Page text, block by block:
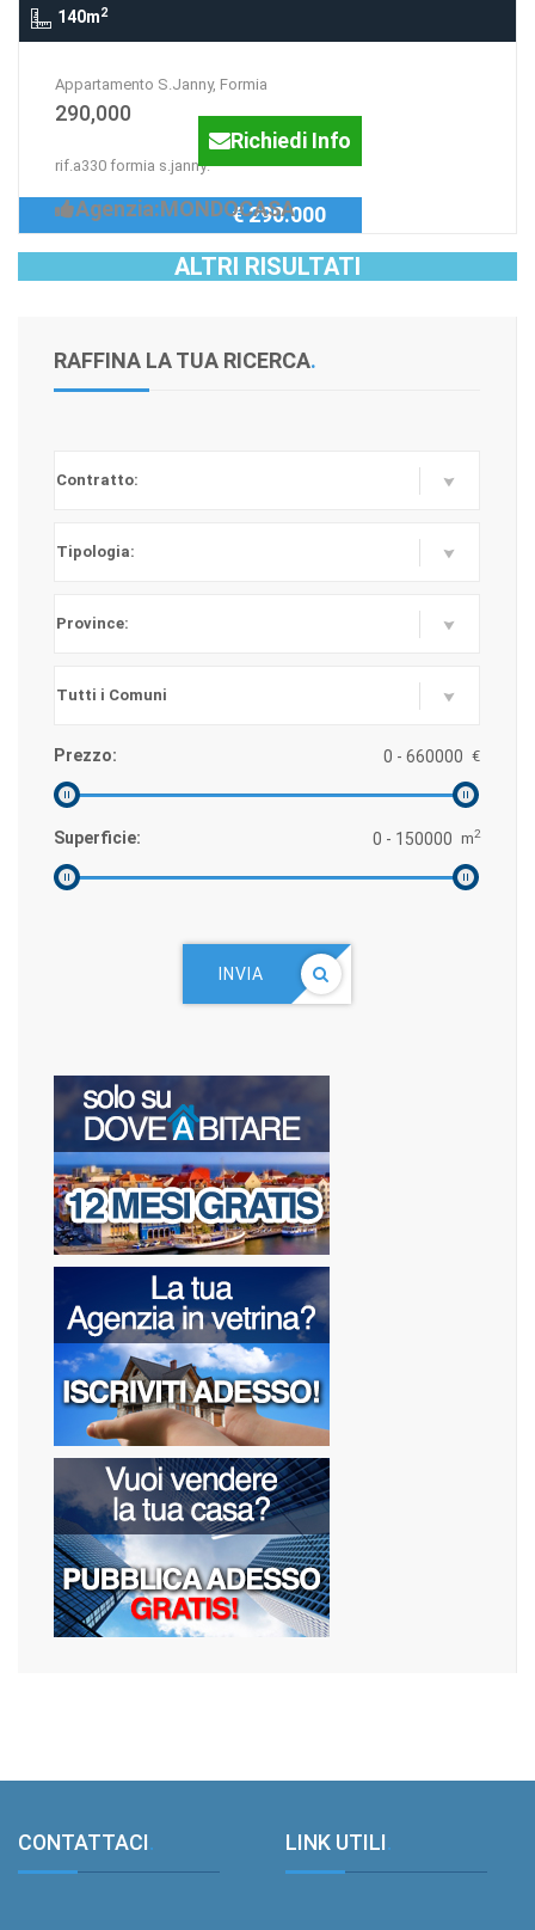
140m2
Appartamento S.Janny, Formia
290,000
rif.a330 formia s.janny:
Richiedi Info
Agenzia:MONDOCASA
€ 290.000
ALTRI RISULTATI
RAFFINA LA TUA RICERCA.
Prezzo: €
Superficie: m2
INVIA
CONTATTACI. LINK UTILI.